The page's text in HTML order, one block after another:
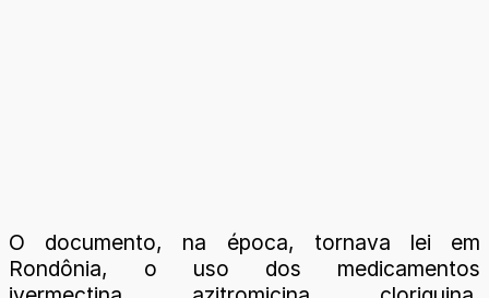
O documento, na época, tornava lei em
Rondônia, o uso dos medicamentos